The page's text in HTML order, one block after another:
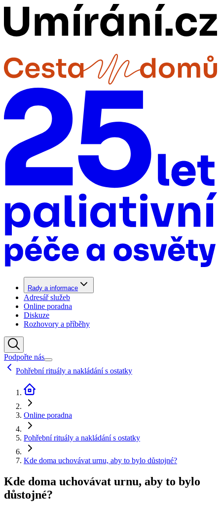
Rady a informace
Adresář služeb
Online poradna
Diskuze
Rozhovory a příběhy
Podpořte nás
Pohřební rituály a nakládání s ostatky
Online poradna
Pohřební rituály a nakládání s ostatky
Kde doma uchovávat urnu, aby to bylo důstojné?
Kde doma uchovávat urnu, aby to bylo
důstojné?